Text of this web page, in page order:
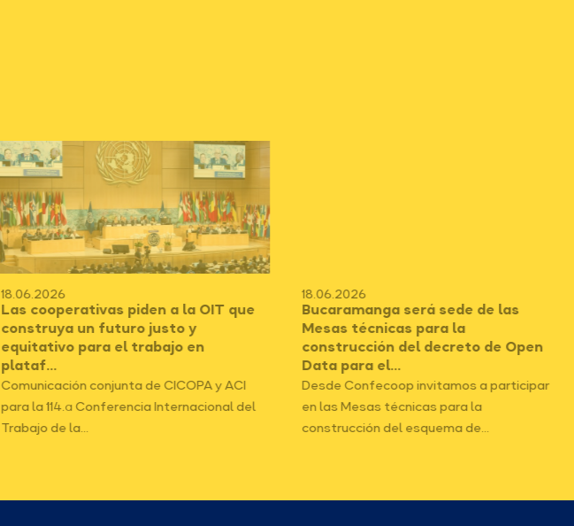
18.06.2026
Las cooperativas piden a la OIT que
construya un futuro justo y
equitativo para el trabajo en
plataf...
Comunicación conjunta de CICOPA y ACI
para la 114.ª Conferencia Internacional del
Trabajo de la...
18.06.2026
Bucaramanga será sede de las
Mesas técnicas para la
construcción del decreto de Open
Data para el...
Desde Confecoop invitamos a participar
en las Mesas técnicas para la
construcción del esquema de...